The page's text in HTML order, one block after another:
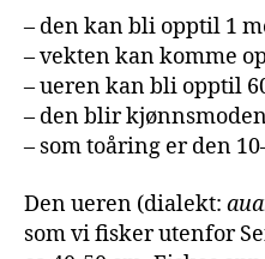
– den kan bli opptil 1
– vekten kan komme
– ueren kan bli opptil
– den blir
– som toåring er den
Den ueren (dialekt:
som vi fisker utenfor